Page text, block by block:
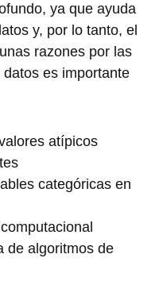
ya que ayuda
y, por lo tanto, el
razones por las
es importante
atípicos
categóricas en
de algoritmos de